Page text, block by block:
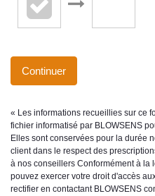
Continuer
« Les informations recueillies sur ce
fichier informatisé par BLOWSENS
Elles sont conservées pour la durée
client dans le respect des
à nos conseillers Conformément à la
pouvez exercer votre droit d'accès
rectifier en contactant BLOWSENS